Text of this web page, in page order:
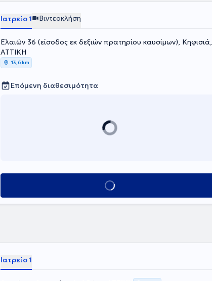
Ιατρείο 1 Βιντεοκλήση
Ελαιών 36 (είσοδος εκ δεξιών πρατηρίου καυσίμων), Κηφισιά,
ΑΤΤΙΚΗ
13,6 km
Επόμενη διαθεσιμότητα
Κλείσε ραντεβού
Ιατρείο 1